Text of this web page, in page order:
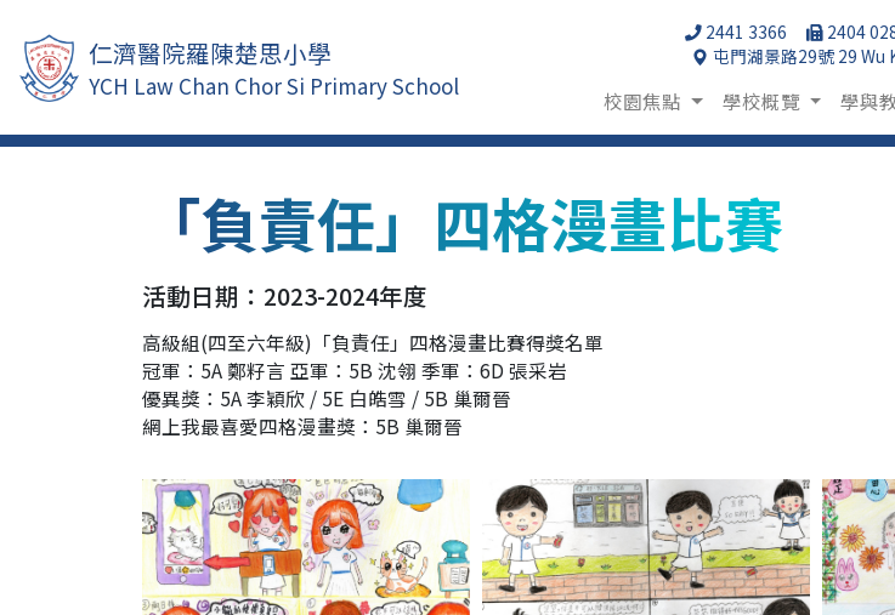
仁濟醫院羅陳楚思小學
YCH Law Chan Chor Si Primary School
2441 3366 2404
屯門湖景路29號 29 Wu
校園焦點 學校概覽 學與
「負責任」四格漫畫比賽
活動日期：2023-2024年度
高級組(四至六年級)「負責任」四格漫畫比賽得獎名單
冠軍：5A 鄭籽言 亞軍：5B 沈翎 季軍：6D 張采岩
優異獎：5A 李穎欣 / 5E 白皓雪 / 5B 巢爾晉
網上我最喜愛四格漫畫獎：5B 巢爾晉